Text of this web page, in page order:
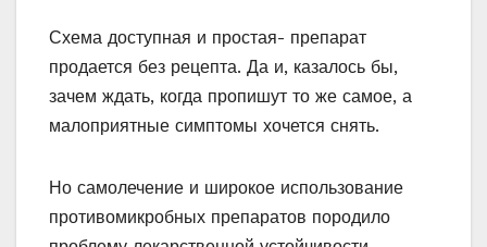
Схема доступная и простая- препарат
продается без рецепта. Да и, казалось бы,
зачем ждать, когда пропишут то же самое, а
малоприятные симптомы хочется снять.
Но самолечение и широкое использование
противомикробных препаратов породило